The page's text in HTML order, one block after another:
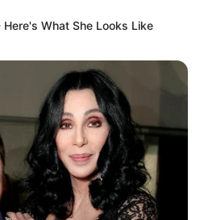
What She Looks Like